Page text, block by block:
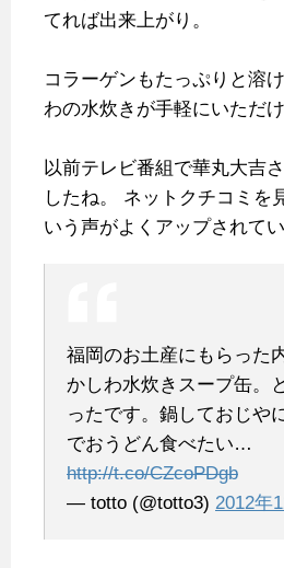
てれば出来上がり。
コラーゲンもたっぷりと溶
わの水炊きが手軽にいただけ
以前テレビ番組で華丸大吉
したね。
ネットクチコミを
いう声がよくアップされてい
福岡のお土産にもらった
かしわ水炊きスープ缶。
ったです。鍋しておじや
でおうどん食べたい…
http://t.co/CZcoPDgb
— totto (@totto3) 2012年